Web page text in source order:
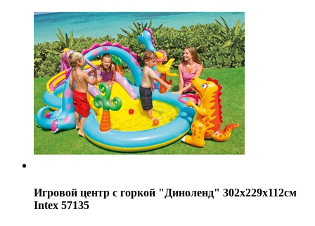
Игровой центр с горкой "Диноленд" 302х229х112см
Intex 57135